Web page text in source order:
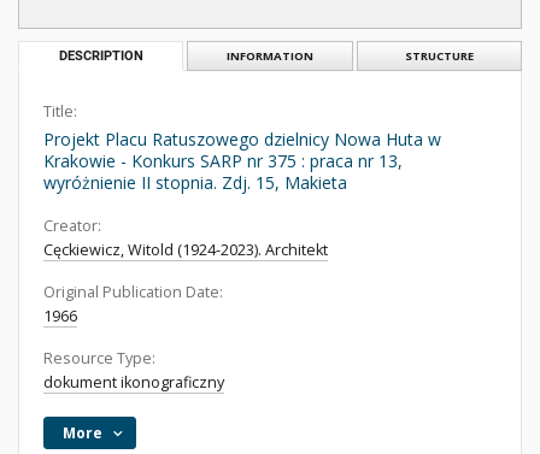
DESCRIPTION INFORMATION STRUCTURE
Title:
Projekt Placu Ratuszowego dzielnicy Nowa Huta w
Krakowie - Konkurs SARP nr 375 : praca nr 13,
wyróżnienie II stopnia. Zdj. 15, Makieta
Creator:
Cęckiewicz, Witold (1924-2023). Architekt
Original Publication Date:
1966
Resource Type:
dokument ikonograficzny
More